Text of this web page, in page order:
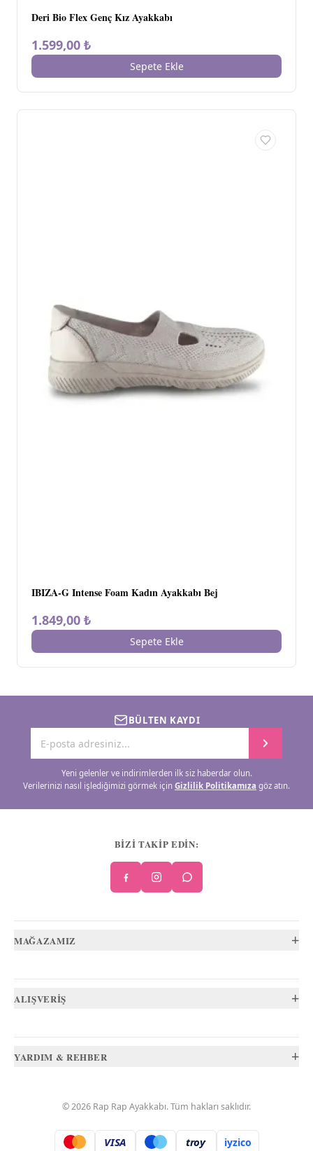
Deri Bio Flex Genç Kız Ayakkabı
1.599,00 ₺
Sepete Ekle
IBIZA-G Intense Foam Kadın Ayakkabı Bej
1.849,00 ₺
Sepete Ekle
BÜLTEN KAYDI
Yeni gelenler ve indirimlerden ilk siz haberdar olun.
Verilerinizi nasıl işlediğimizi görmek için Gizlilik Politikamıza göz atın.
BİZİ TAKİP EDİN:
MAĞAZAMIZ +
ALIŞVERİŞ +
YARDIM & REHBER +
©2026 Rap Rap Ayakkabı. Tüm hakları saklıdır.
VISA troy. iyzico